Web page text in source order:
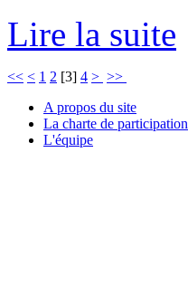
Lire la suite
<< < 1 2 [3] 4 > >>
A propos du site
La charte de participation
L'équipe